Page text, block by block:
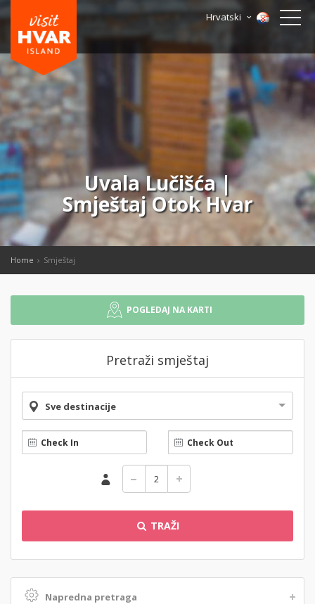
Hrvatski
Uvala Lučišća |
Smještaj Otok Hvar
Home Smještaj
POGLEDAJ NA KARTI
Pretraži smještaj
Sve destinacije
TRAŽI
Napredna pretraga